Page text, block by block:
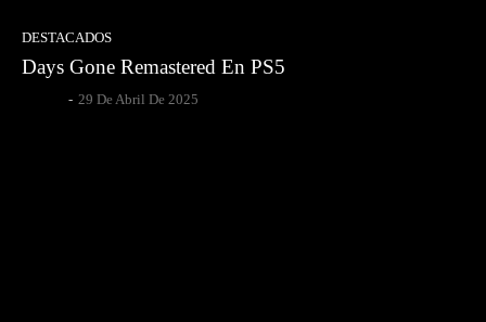
DESTACADOS
Days Gone Remastered En PS5
- 29 De Abril De 2025